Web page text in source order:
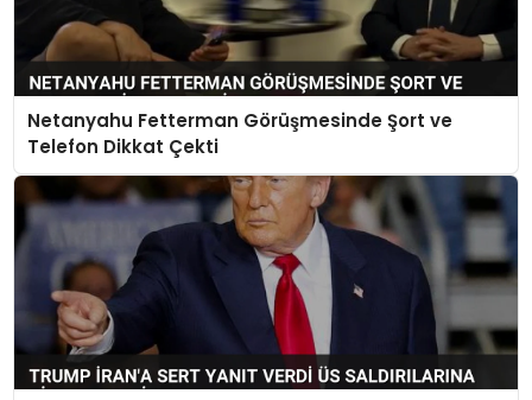
Netanyahu Fetterman Görüşmesinde Şort ve
Telefon Dikkat Çekti